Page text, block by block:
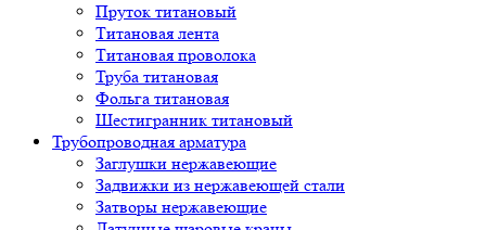
Пруток титановый
Титановая лента
Титановая проволока
Труба титановая
Фольга титановая
Шестигранник титановый
Трубопроводная арматура
Заглушки нержавеющие
Задвижки из нержавеющей стали
Затворы нержавеющие